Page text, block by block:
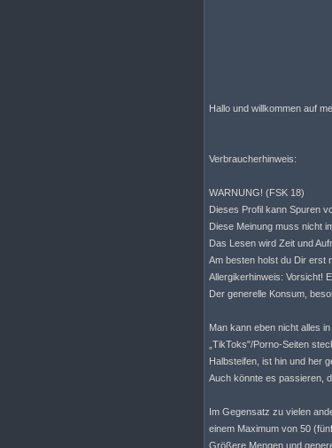
Hallo und willkommen auf
Verbraucherhinweis:
WARNUNG! (FSK 18)
Dieses Profil kann Spuren
Diese Meinung muss nicht
Das Lesen wird Zeit und
Am besten holst du Dir erst
Allergikerhinweis: Vorsicht!
Der generelle Konsum,
Man kann eben nicht alles
„TikToks"/Porno-Seiten
Halbsteifen, ist hin und her
Auch könnte es passieren,
Im Gegensatz zu vielen
einem Maximum von 50
Größere Mengen und